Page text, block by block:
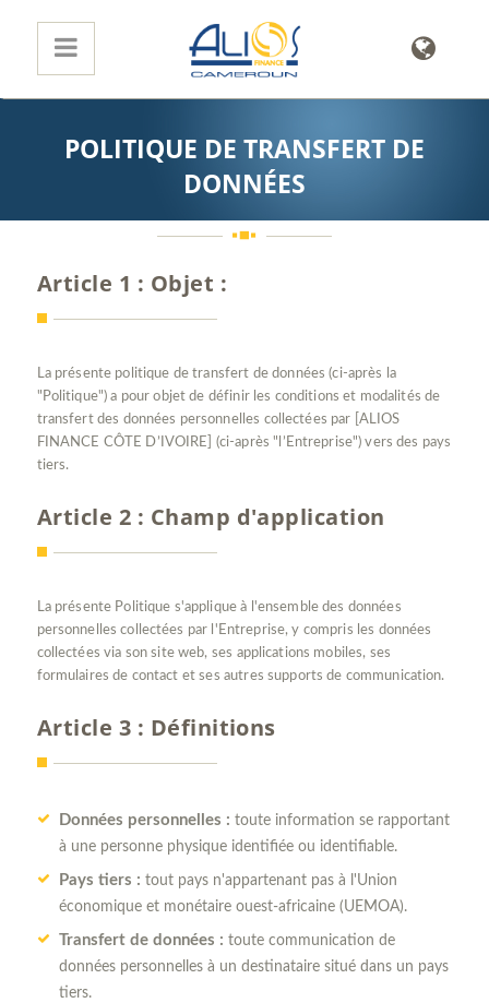
POLITIQUE DE TRANSFERT DE
DONNÉES
Article 1 : Objet :
La présente politique de transfert de données (ci-après la
"Politique") a pour objet de définir les conditions et modalités de
transfert des données personnelles collectées par [ALIOS
FINANCE CÔTE D’IVOIRE] (ci-après "l’Entreprise") vers des pays
tiers.
Article 2 : Champ d'application
La présente Politique s'applique à l'ensemble des données
personnelles collectées par l'Entreprise, y compris les données
collectées via son site web, ses applications mobiles, ses
formulaires de contact et ses autres supports de communication.
Article 3 : Définitions
Données personnelles : toute information se rapportant
à une personne physique identifiée ou identifiable.
Pays tiers : tout pays n'appartenant pas à l'Union
économique et monétaire ouest-africaine (UEMOA).
Transfert de données : toute communication de
données personnelles à un destinataire situé dans un pays
tiers.